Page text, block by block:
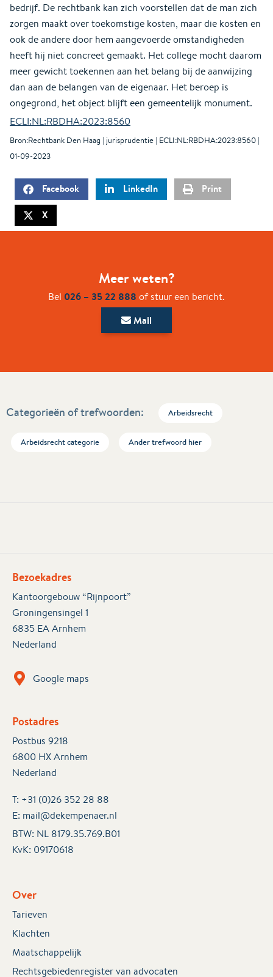
bedrijf. De rechtbank kan zich voorstellen dat de man zich
zorgen maakt over toekomstige kosten, maar die kosten en
ook de andere door hem aangevoerde omstandigheden
heeft hij niet concreet gemaakt. Het college mocht daarom
meer gewicht toekennen aan het belang bij de aanwijzing
dan aan de belangen van de eigenaar. Het beroep is
ongegrond, het object blijft een gemeentelijk monument.
ECLI:NL:RBDHA:2023:8560
Bron:Rechtbank Den Haag | jurisprudentie | ECLI:NL:RBDHA:2023:8560 |
01-09-2023
Facebook LinkedIn Print
X
Meer weten?
Bel 026 – 35 22 888 of stuur een bericht.
Mail
Categorieën of trefwoorden: Arbeidsrecht
Arbeidsrecht categorie Ander trefwoord hier
Bezoekadres
Kantoorgebouw “Rijnpoort”
Groningensingel 1
6835 EA Arnhem
Nederland
Google maps
Postadres
Postbus 9218
6800 HX Arnhem
Nederland
T: +31 (0)26 352 28 88
E: mail@dekempenaer.nl
BTW: NL 8179.35.769.B01
KvK: 09170618
Over
Tarieven
Klachten
Maatschappelijk
Rechtsgebiedenregister van advocaten